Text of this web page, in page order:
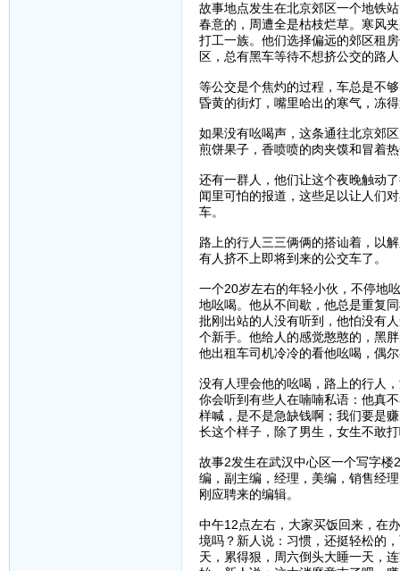
故事地点发生在北京郊区一个地铁
春意的，周遭全是枯枝烂草。寒风
打工一族。他们选择偏远的郊区租
区，总有黑车等待不想挤公交的路
等公交是个焦灼的过程，车总是不
昏黄的街灯，嘴里哈出的寒气，冻
如果没有吆喝声，这条通往北京郊
煎饼果子，香喷喷的肉夹馍和冒着
还有一群人，他们让这个夜晚触动
闻里可怕的报道，这些足以让人们
车。
路上的行人三三俩俩的搭讪着，以
有人挤不上即将到来的公交车了。
一个20岁左右的年轻小伙，不停地
地吆喝。他从不间歇，他总是重复
批刚出站的人没有听到，他怕没有
个新手。他给人的感觉憨憨的，黑
他出租车司机冷冷的看他吆喝，偶
没有人理会他的吆喝，路上的行人
你会听到有些人在喃喃私语：他真
样喊，是不是急缺钱啊；我们要是
长这个样子，除了男生，女生不敢
故事2发生在武汉中心区一个写字
编，副主编，经理，美编，销售经
刚应聘来的编辑。
中午12点左右，大家买饭回来，在
境吗？新人说：习惯，还挺轻松的
天，累得狠，周六倒头大睡一天，